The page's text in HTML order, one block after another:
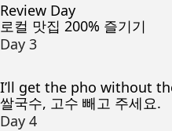
Review Day
로컬 맛집 200% 즐기기
Day 3
I’ll get the pho without
쌀국수, 고수 빼고 주세요.
Day 4